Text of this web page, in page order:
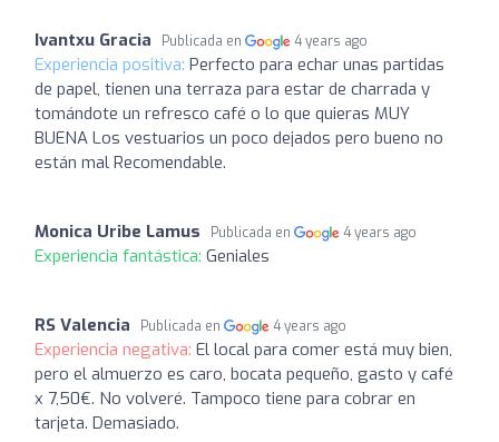
Ivantxu Gracia Publicada en 4 years ago
Experiencia positiva: Perfecto para echar unas partidas
de papel, tienen una terraza para estar de charrada y
tomándote un refresco café o lo que quieras MUY
BUENA Los vestuarios un poco dejados pero bueno no
están mal Recomendable.
Monica Uribe Lamus Publicada en 4 years ago
Experiencia fantástica: Geniales
RS Valencia Publicada en 4 years ago
Experiencia negativa: El local para comer está muy bien,
pero el almuerzo es caro, bocata pequeño, gasto y café
x 7,50€. No volveré. Tampoco tiene para cobrar en
tarjeta. Demasiado.